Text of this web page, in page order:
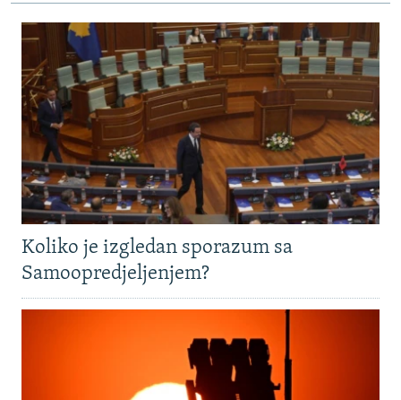
Koliko je izgledan sporazum sa
Samoopredjeljenjem?